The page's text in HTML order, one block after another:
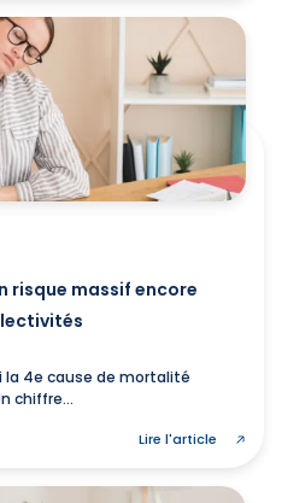
risque massif encore
la 4e cause de mortalité
chiffre...
Lire l'article